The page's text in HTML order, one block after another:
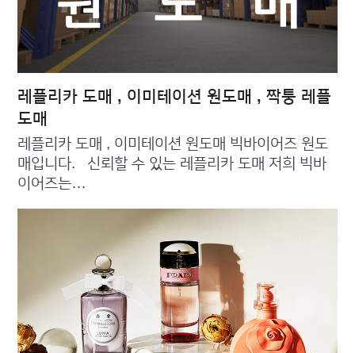
레플리카 도매 , 이미테이션 원도매 , 짝퉁 레플
도매
레플리카 도매 , 이미테이션 원도매 빅바이어즈 원도
매입니다. 신뢰할 수 있는 레플리카 도매 저희 빅바
이어즈는…